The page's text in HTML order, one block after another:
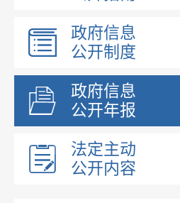
政府信息
公开制度
政府信息
公开年报
法定主动
公开内容